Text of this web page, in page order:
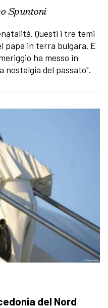
Spuntoni
Questi i tre temi
papa in terra bulgara. E
ha messo in
nostalgia del passato".
del Nord